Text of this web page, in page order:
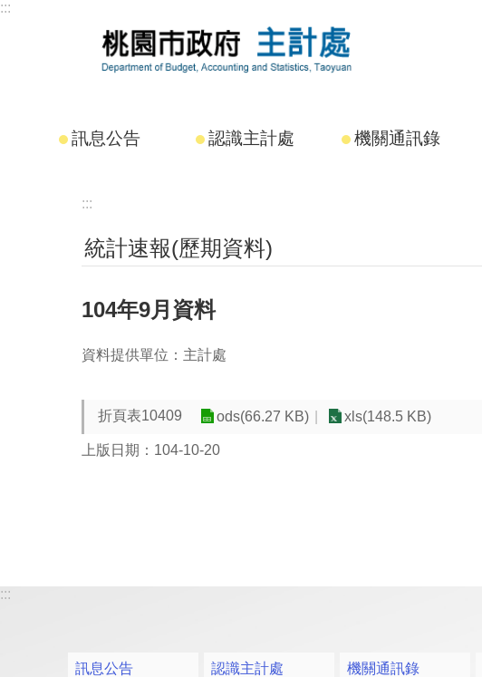
跳到主要內容區塊
:::
訊息公告 認識主計處 機關通訊錄
:::
統計速報(歷期資料)
104年9月資料
資料提供單位：主計處
折頁表10409 ods(66.27 KB) xls(148.5 KB)
上版日期：104-10-20
:::
訊息公告 認識主計處 機關通訊錄